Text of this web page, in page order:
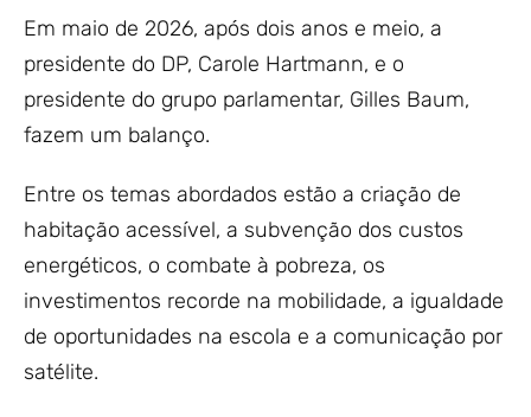
Em maio de 2026, após dois anos e meio, a
presidente do DP, Carole Hartmann, e o
presidente do grupo parlamentar, Gilles Baum,
fazem um balanço.
Entre os temas abordados estão a criação de
habitação acessível, a subvenção dos custos
energéticos, o combate à pobreza, os
investimentos recorde na mobilidade, a igualdade
de oportunidades na escola e a comunicação por
satélite.